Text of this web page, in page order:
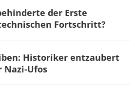
der Erste
Fortschritt?
Historiker entzaubert
Nazi-Ufos